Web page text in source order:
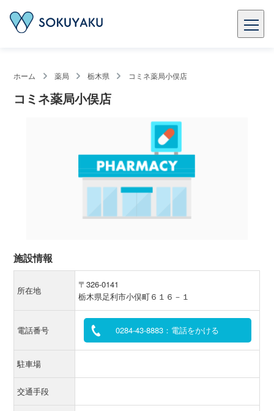
ホーム 薬局 栃木県 コミネ薬局小俣店
コミネ薬局小俣店
施設情報
所在地
〒326-0141
栃木県足利市小俣町６１６－１
電話番号 0284-43-8883：電話をかける
駐車場
交通手段